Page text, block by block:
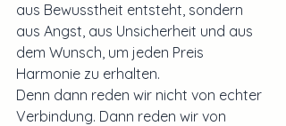
aus Bewusstheit entsteht, sondern
aus Angst, aus Unsicherheit und aus
dem Wunsch, um jeden Preis
Harmonie zu erhalten.
Denn dann reden wir nicht von echter
Verbindung. Dann reden wir von